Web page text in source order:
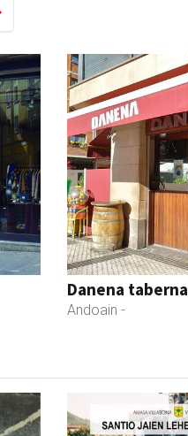
Danena taberna
Andoain -